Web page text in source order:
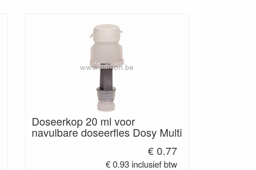
Doseerkop 20 ml voor
navulbare doseerfles Dosy Multi
€ 0.77
€ 0.93 inclusief btw